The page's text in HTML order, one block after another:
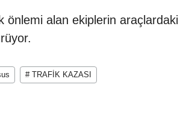
önlemi alan ekiplerin araçlardaki
# TRAFİK KAZASI